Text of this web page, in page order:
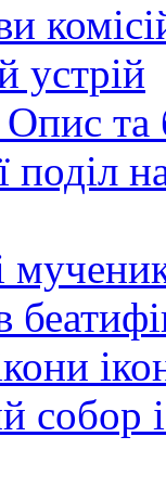
устрій
Опис та
поділ
собор